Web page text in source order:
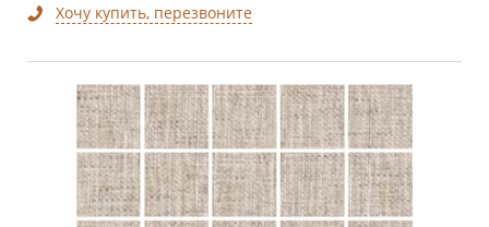
Хочу купить, перезвоните